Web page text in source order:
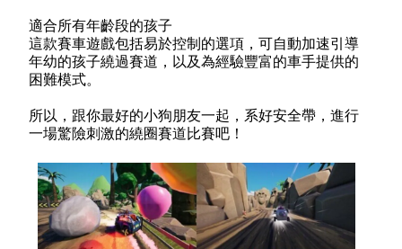
適合所有年齡段的孩子
這款賽車遊戲包括易於控制的選項，可自動加速引導
年幼的孩子繞過賽道，以及為經驗豐富的車手提供的
困難模式。
所以，跟你最好的小狗朋友一起，系好安全帶，進行
一場驚險刺激的繞圈賽道比賽吧！